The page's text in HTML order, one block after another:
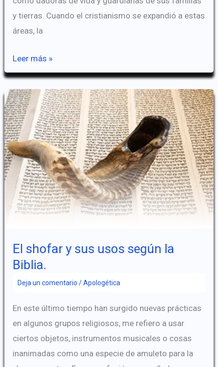
y tierras. Cuando el cristianismo se expandió a estas
áreas, la
De
las
diosas
Paganas
a
la
Virgen
María
Leer más »
El shofar y sus usos según la
Biblia.
Deja un comentario /Apologética
En este último tiempo han surgido nuevas prácticas
en algunos grupos religiosos, me refiero a usar
ciertos objetos, instrumentos musicales o cosas
inanimadas como una especie de amuleto para la